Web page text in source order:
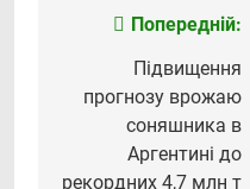
Навігація
записів
Попередній:
Підвищення
прогнозу врожаю
соняшника в
Аргентині до
рекордних 4,7 млн т